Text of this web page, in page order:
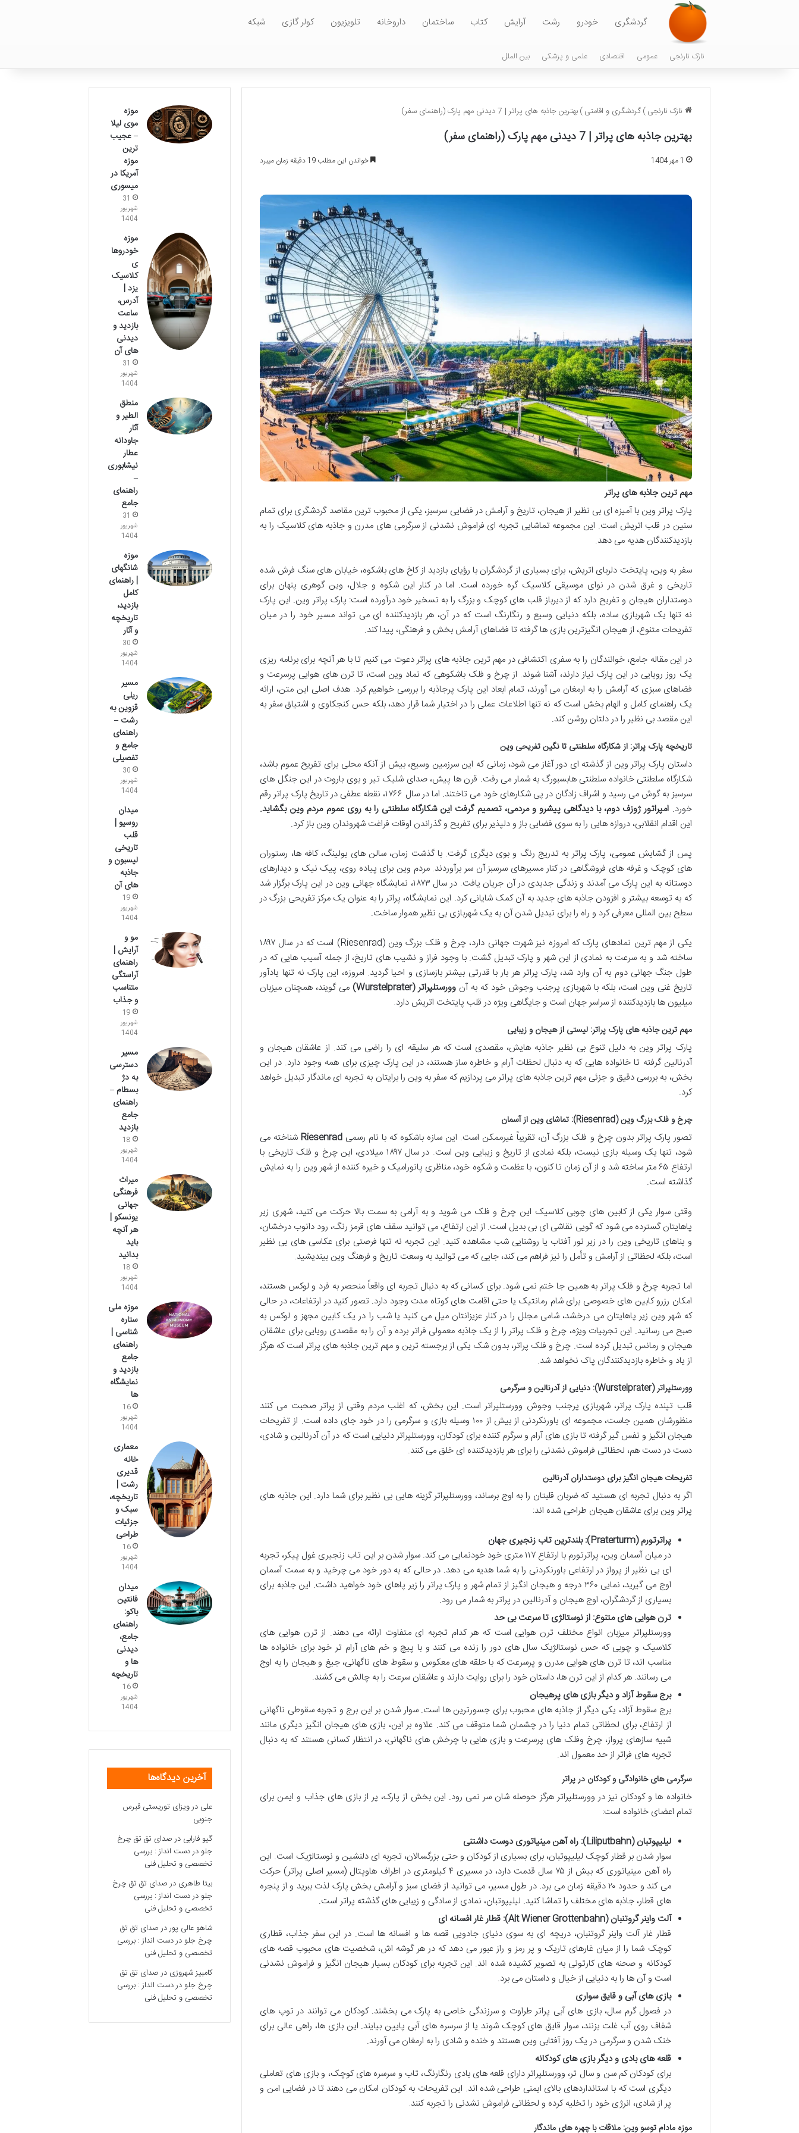
گردشگری خودرو رشت آرایش کتاب ساختمان داروخانه تلویزیون کولر گازی شبکه
نازک نارنجی عمومی اقتصادی علمی و پزشکی بین الملل
نازک نارنجی ) گردشگری و اقامتی ) بهترین جاذبه های پراتر | 7 دیدنی مهم پارک (راهنمای سفر)
بهترین جاذبه های پراتر | 7 دیدنی مهم پارک (راهنمای سفر)
1 مهر 1404 خواندن این مطلب 19 دقیقه زمان میبرد
مهم ترین جاذبه های پراتر
پارک پراتر وین با آمیزه ای بی نظیر از هیجان، تاریخ و آرامش در فضایی سرسبز، یکی از محبوب ترین مقاصد گردشگری برای تمام
سنین در قلب اتریش است. این مجموعه تماشایی تجربه ای فراموش نشدنی از سرگرمی های مدرن و جاذبه های کلاسیک را به
بازدیدکنندگان هدیه می دهد.
سفر به وین، پایتخت دلربای اتریش، برای بسیاری از گردشگران با رؤیای بازدید از کاخ های باشکوه، خیابان های سنگ فرش شده
تاریخی و غرق شدن در نوای موسیقی کلاسیک گره خورده است. اما در کنار این شکوه و جلال، وین گوهری پنهان برای
دوستداران هیجان و تفریح دارد که از دیرباز قلب های کوچک و بزرگ را به تسخیر خود درآورده است: پارک پراتر وین. این پارک
نه تنها یک شهربازی ساده، بلکه دنیایی وسیع و رنگارنگ است که در آن، هر بازدیدکننده ای می تواند مسیر خود را در میان
تفریحات متنوع، از هیجان انگیزترین بازی ها گرفته تا فضاهای آرامش بخش و فرهنگی، پیدا کند.
در این مقاله جامع، خوانندگان را به سفری اکتشافی در مهم ترین جاذبه های پراتر دعوت می کنیم تا با هر آنچه برای برنامه ریزی
یک روز رویایی در این پارک نیاز دارند، آشنا شوند. از چرخ و فلک باشکوهی که نماد وین است، تا ترن های هوایی پرسرعت و
فضاهای سبزی که آرامش را به ارمغان می آورند، تمام ابعاد این پارک پرجاذبه را بررسی خواهیم کرد. هدف اصلی این متن، ارائه
یک راهنمای کامل و الهام بخش است که نه تنها اطلاعات عملی را در اختیار شما قرار دهد، بلکه حس کنجکاوی و اشتیاق سفر به
این مقصد بی نظیر را در دلتان روشن کند.
تاریخچه پارک پراتر: از شکارگاه سلطنتی تا نگین تفریحی وین
داستان پارک پراتر وین از گذشته ای دور آغاز می شود، زمانی که این سرزمین وسیع، بیش از آنکه محلی برای تفریح عموم باشد،
شکارگاه سلطنتی خانواده سلطنتی هابسبورگ به شمار می رفت. قرن ها پیش، صدای شلیک تیر و بوی باروت در این جنگل های
سرسبز به گوش می رسید و اشراف زادگان در پی شکارهای خود می تاختند. اما در سال ۱۷۶۶، نقطه عطفی در تاریخ پارک پراتر رقم
خورد. امپراتور ژوزف دوم، با دیدگاهی پیشرو و مردمی، تصمیم گرفت این شکارگاه سلطنتی را به روی عموم مردم وین بگشاید.
این اقدام انقلابی، دروازه هایی را به سوی فضایی باز و دلپذیر برای تفریح و گذراندن اوقات فراغت شهروندان وین باز کرد.
پس از گشایش عمومی، پارک پراتر به تدریج رنگ و بوی دیگری گرفت. با گذشت زمان، سالن های بولینگ، کافه ها، رستوران
های کوچک و غرفه های فروشگاهی در کنار مسیرهای سرسبز آن سر برآوردند. مردم وین برای پیاده روی، پیک نیک و دیدارهای
دوستانه به این پارک می آمدند و زندگی جدیدی در آن جریان یافت. در سال ۱۸۷۳، نمایشگاه جهانی وین در این پارک برگزار شد
که به توسعه بیشتر و افزودن جاذبه های جدید به آن کمک شایانی کرد. این نمایشگاه، پراتر را به عنوان یک مرکز تفریحی بزرگ در
سطح بین المللی معرفی کرد و راه را برای تبدیل شدن آن به یک شهربازی بی نظیر هموار ساخت.
یکی از مهم ترین نمادهای پارک که امروزه نیز شهرت جهانی دارد، چرخ و فلک بزرگ وین (Riesenrad) است که در سال ۱۸۹۷
ساخته شد و به سرعت به نمادی از این شهر و پارک تبدیل گشت. با وجود فراز و نشیب های تاریخ، از جمله آسیب هایی که در
طول جنگ جهانی دوم به آن وارد شد، پارک پراتر هر بار با قدرتی بیشتر بازسازی و احیا گردید. امروزه، این پارک نه تنها یادآور
تاریخ غنی وین است، بلکه با شهربازی پرجنب وجوش خود که به آن وورستلپراتر (Wurstelprater)
می گویند، همچنان میزبان
میلیون ها بازدیدکننده از سراسر جهان است و جایگاهی ویژه در قلب پایتخت اتریش دارد.
مهم ترین جاذبه های پارک پراتر: لیستی از هیجان و زیبایی
پارک پراتر وین به دلیل تنوع بی نظیر جاذبه هایش، مقصدی است که هر سلیقه ای را راضی می کند. از عاشقان هیجان و
آدرنالین گرفته تا خانواده هایی که به دنبال لحظات آرام و خاطره ساز هستند، در این پارک چیزی برای همه وجود دارد. در این
بخش، به بررسی دقیق و جزئی مهم ترین جاذبه های پراتر می پردازیم که سفر به وین را برایتان به تجربه ای ماندگار تبدیل خواهد
کرد.
چرخ و فلک بزرگ وین (Riesenrad): تماشای وین از آسمان
تصور پارک پراتر بدون چرخ و فلک بزرگ آن، تقریباً غیرممکن است. این سازه باشکوه که با نام رسمی Riesenradشناخته می
شود، تنها یک وسیله بازی نیست، بلکه نمادی از تاریخ و زیبایی وین است. در سال ۱۸۹۷ میلادی، این چرخ و فلک تاریخی با
ارتفاع ۶۵ متر ساخته شد و از آن زمان تا کنون، با عظمت و شکوه خود، مناظری پانورامیک و خیره کننده از شهر وین را به نمایش
گذاشته است.
وقتی سوار یکی از کابین های چوبی کلاسیک این چرخ و فلک می شوید و به آرامی به سمت بالا حرکت می کنید، شهری زیر
پاهایتان گسترده می شود که گویی نقاشی ای بی بدیل است. از این ارتفاع، می توانید سقف های قرمز رنگ، رود دانوب درخشان،
و بناهای تاریخی وین را در زیر نور آفتاب یا روشنایی شب مشاهده کنید. این تجربه نه تنها فرصتی برای عکاسی های بی نظیر
است، بلکه لحظاتی از آرامش و تأمل را نیز فراهم می کند، جایی که می توانید به وسعت تاریخ و فرهنگ وین بیندیشید.
اما تجربه چرخ و فلک پراتر به همین جا ختم نمی شود. برای کسانی که به دنبال تجربه ای واقعاً منحصر به فرد و لوکس هستند،
امکان رزرو کابین های خصوصی برای شام رمانتیک یا حتی اقامت های کوتاه مدت وجود دارد. تصور کنید در ارتفاعات، در حالی
که شهر وین زیر پاهایتان می درخشد، شامی مجلل را در کنار عزیزانتان میل می کنید یا شب را در یک کابین مجهز و لوکس به
صبح می رسانید. این تجربیات ویژه، چرخ و فلک پراتر را از یک جاذبه معمولی فراتر برده و آن را به مقصدی رویایی برای عاشقان
هیجان و رمانس تبدیل کرده است. چرخ و فلک پراتر، بدون شک یکی از برجسته ترین و مهم ترین جاذبه های پراتر است که هرگز
از یاد و خاطره بازدیدکنندگان پاک نخواهد شد.
وورستلپراتر (Wurstelprater): دنیایی از آدرنالین و سرگرمی
قلب تپنده پارک پراتر، شهربازی پرجنب وجوش وورستلپراتر است. این بخش، که اغلب مردم وقتی از پراتر صحبت می کنند
منظورشان همین جاست، مجموعه ای باورنکردنی از بیش از ۱۰۰ وسیله بازی و سرگرمی را در خود جای داده است. از تفریحات
هیجان انگیز و نفس گیر گرفته تا بازی های آرام و سرگرم کننده برای کودکان، وورستلپراتر دنیایی است که در آن آدرنالین و شادی،
دست در دست هم، لحظاتی فراموش نشدنی را برای هر بازدیدکننده ای خلق می کنند.
تفریحات هیجان انگیز برای دوستداران آدرنالین
اگر به دنبال تجربه ای هستید که ضربان قلبتان را به اوج برساند، وورستلپراتر گزینه هایی بی نظیر برای شما دارد. این جاذبه های
پراتر وین برای عاشقان هیجان طراحی شده اند:
پراترتورم (Praterturm): بلندترین تاب زنجیری جهان
در میان آسمان وین، پراترتورم با ارتفاع ۱۱۷ متری خود خودنمایی می کند. سوار شدن بر این تاب زنجیری غول پیکر، تجربه
ای بی نظیر از پرواز در ارتفاعی باورنکردنی را به شما هدیه می دهد. در حالی که به دور خود می چرخید و به سمت آسمان
اوج می گیرید، نمایی ۳۶۰ درجه و هیجان انگیز از تمام شهر و پارک پراتر را زیر پاهای خود خواهید داشت. این جاذبه برای
بسیاری از گردشگران، اوج هیجان و آدرنالین در پراتر به شمار می رود.
ترن هوایی های متنوع: از نوستالژی تا سرعت بی حد
وورستلپراتر میزبان انواع مختلف ترن هوایی است که هر کدام تجربه ای متفاوت ارائه می دهند. از ترن هوایی های
کلاسیک و چوبی که حس نوستالژیک سال های دور را زنده می کنند و با پیچ و خم های آرام تر خود برای خانواده ها
مناسب اند، تا ترن های هوایی مدرن و پرسرعت که با حلقه های معکوس و سقوط های ناگهانی، جیغ و هیجان را به اوج
می رسانند. هر کدام از این ترن ها، داستان خود را برای روایت دارند و عاشقان سرعت را به چالش می کشند.
برج سقوط آزاد و دیگر بازی های پرهیجان
برج سقوط آزاد، یکی دیگر از جاذبه های محبوب برای جسورترین ها است. سوار شدن بر این برج و تجربه سقوطی ناگهانی
از ارتفاع، برای لحظاتی تمام دنیا را در چشمان شما متوقف می کند. علاوه بر این، بازی های هیجان انگیز دیگری مانند
شبیه سازهای پرواز، چرخ وفلک های پرسرعت و بازی هایی با چرخش های ناگهانی، در انتظار کسانی هستند که به دنبال
تجربه های فراتر از حد معمول اند.
سرگرمی های خانوادگی و کودکان در پراتر
خانواده ها و کودکان نیز در وورستلپراتر هرگز حوصله شان سر نمی رود. این بخش از پارک، پر از بازی های جذاب و ایمن برای
تمام اعضای خانواده است:
لیلیپوتبان (Liliputbahn): راه آهن مینیاتوری دوست داشتنی
سوار شدن بر قطار کوچک لیلیپوتبان، برای بسیاری از کودکان و حتی بزرگسالان، تجربه ای دلنشین و نوستالژیک است. این
راه آهن مینیاتوری که بیش از ۷۵ سال قدمت دارد، در مسیری ۴ کیلومتری در اطراف هاوپتال (مسیر اصلی پراتر) حرکت
می کند و حدود ۲۰ دقیقه زمان می برد. در طول مسیر، می توانید از فضای سبز و آرامش بخش پارک لذت ببرید و از پنجره
های قطار، جاذبه های مختلف را تماشا کنید. لیلیپوتبان، نمادی از سادگی و زیبایی های گذشته پراتر است.
آلت واینر گروتنبان (Alt Wiener Grottenbahn): قطار غار افسانه ای
قطار غار آلت واینر گروتنبان، دریچه ای به سوی دنیای جادویی قصه ها و افسانه ها است. در این سفر جذاب، قطاری
کوچک شما را از میان غارهای تاریک و پر رمز و راز عبور می دهد که در هر گوشه اش، شخصیت های محبوب قصه های
کودکانه و صحنه های کارتونی به تصویر کشیده شده اند. این تجربه برای کودکان بسیار هیجان انگیز و فراموش نشدنی
است و آن ها را به دنیایی از خیال و داستان می برد.
بازی های آبی و قایق سواری
در فصول گرم سال، بازی های آبی پراتر طراوت و سرزندگی خاصی به پارک می بخشند. کودکان می توانند در توپ های
شفاف روی آب غلت بزنند، سوار قایق های کوچک شوند یا از سرسره های آبی پایین بیایند. این بازی ها، راهی عالی برای
خنک شدن و سرگرمی در یک روز آفتابی وین هستند و خنده و شادی را به ارمغان می آورند.
قلعه های بادی و دیگر بازی های کودکانه
برای کودکان کم سن و سال تر، وورستلپراتر دارای قلعه های بادی رنگارنگ، تاب و سرسره های کوچک، و بازی های تعاملی
دیگری است که با استانداردهای بالای ایمنی طراحی شده اند. این تفریحات به کودکان امکان می دهند تا در فضایی امن و
پر از شادی، انرژی خود را تخلیه کرده و لحظاتی فراموش نشدنی را تجربه کنند.
موزه مادام توسو وین: ملاقات با چهره های ماندگار
موزه
موی لیلا
– عجیب
ترین
موزه
آمریکا در
میسوری
31
شهریور
1404
موزه
خودروها
ی
کلاسیک
یزد |
آدرس،
ساعت
بازدید و
دیدنی
های آن
31
شهریور
1404
منطق
الطیر و
آثار
جاودانه
عطار
نیشابوری
–
راهنمای
جامع
31
شهریور
1404
موزه
شانگهای
| راهنمای
کامل
بازدید،
تاریخچه
و آثار
30
شهریور
1404
مسیر
ریلی
قزوین به
رشت –
راهنمای
جامع و
تفصیلی
30
شهریور
1404
میدان
روسیو |
قلب
تاریخی
لیسبون و
جاذبه
های آن
19
شهریور
1404
مو و
آرایش |
راهنمای
آراستگی
متناسب
و جذاب
19
شهریور
1404
مسیر
دسترسی
به دژ
بسطام –
راهنمای
جامع
بازدید
18
شهریور
1404
میراث
فرهنگی
جهانی
یونسکو |
هر آنچه
باید
بدانید
18
شهریور
1404
موزه ملی
ستاره
شناسی |
راهنمای
جامع
بازدید و
نمایشگاه
ها
16
شهریور
1404
معماری
خانه
قدیری
رشت |
تاریخچه،
سبک و
جزئیات
طراحی
16
شهریور
1404
میدان
فانتین
باکو:
راهنمای
جامع،
دیدنی
ها و
تاریخچه
16
شهریور
1404
آخرین دیدگاه‌ها
علی درویزای توریستی قبرس
جنوبی
گیو فارابی درصدای تق تق چرخ
جلو در دست انداز : بررسی
تخصصی و تحلیل فنی
بیتا طاهری درصدای تق تق چرخ
جلو در دست انداز : بررسی
تخصصی و تحلیل فنی
شاهو عالی پوردرصدای تق تق
چرخ جلو در دست انداز : بررسی
تخصصی و تحلیل فنی
کامبیز شهروزی درصدای تق تق
چرخ جلو در دست انداز : بررسی
تخصصی و تحلیل فنی